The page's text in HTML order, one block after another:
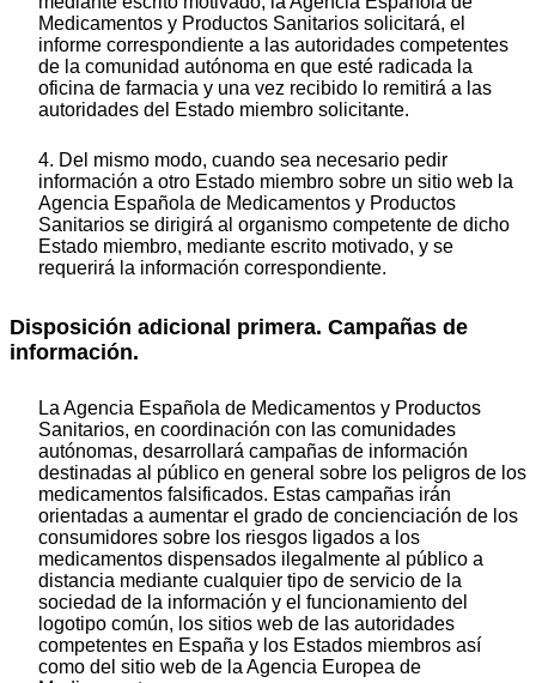
Medicamentos y Productos Sanitarios solicitará, el
informe correspondiente a las autoridades competentes
de la comunidad autónoma en que esté radicada la
oficina de farmacia y una vez recibido lo remitirá a las
autoridades del Estado miembro solicitante.
4. Del mismo modo, cuando sea necesario pedir
información a otro Estado miembro sobre un sitio web la
Agencia Española de Medicamentos y Productos
Sanitarios se dirigirá al organismo competente de dicho
Estado miembro, mediante escrito motivado, y se
requerirá la información correspondiente.
Disposición adicional primera. Campañas de
información.
La Agencia Española de Medicamentos y Productos
Sanitarios, en coordinación con las comunidades
autónomas, desarrollará campañas de información
destinadas al público en general sobre los peligros de los
medicamentos falsificados. Estas campañas irán
orientadas a aumentar el grado de concienciación de los
consumidores sobre los riesgos ligados a los
medicamentos dispensados ilegalmente al público a
distancia mediante cualquier tipo de servicio de la
sociedad de la información y el funcionamiento del
logotipo común, los sitios web de las autoridades
competentes en España y los Estados miembros así
como del sitio web de la Agencia Europea de